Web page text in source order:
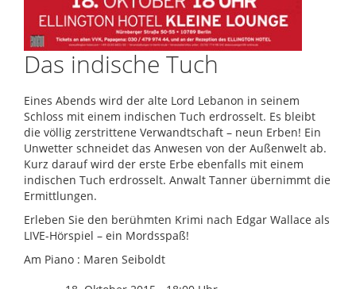
Das indische Tuch
Eines Abends wird der alte Lord Lebanon in seinem
Schloss mit einem indischen Tuch erdrosselt. Es bleibt
die völlig zerstrittene Verwandtschaft – neun Erben! Ein
Unwetter schneidet das Anwesen von der Außenwelt ab.
Kurz darauf wird der erste Erbe ebenfalls mit einem
indischen Tuch erdrosselt. Anwalt Tanner übernimmt die
Ermittlungen.
Erleben Sie den berühmten Krimi nach Edgar Wallace als
LIVE-Hörspiel – ein Mordsspaß!
Am Piano : Maren Seiboldt